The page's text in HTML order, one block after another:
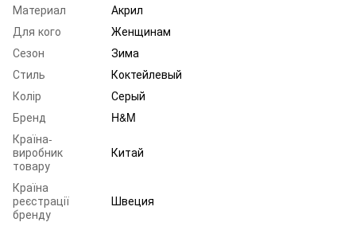
Материал
Акрил
Для кого
Женщинам
Сезон
Зима
Стиль
Коктейлевый
Колір
Серый
Бренд
H&M
Країна-
виробник
товару
Китай
Країна
реєстрації
бренду
Швеция